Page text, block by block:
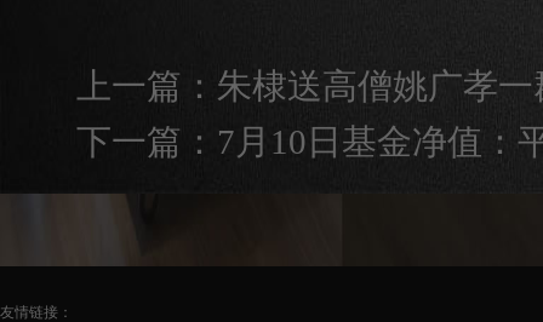
上一篇： 朱棣送高僧姚广孝
下一篇： 7月10日基金净值：
友情链接：